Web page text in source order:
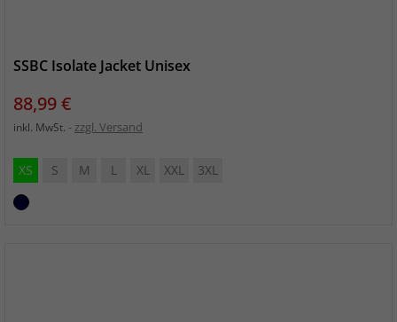
SSBC Isolate Jacket Unisex
Preis
88,99 €
inkl. MwSt. zzgl. Versand
XS S M L XL XXL 3XL
Navy